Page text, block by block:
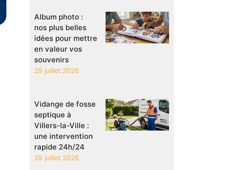
Album photo :
nos plus belles
idées pour mettre
en valeur vos
souvenirs
29 juillet 2026
Vidange de fosse
septique à
Villers-la-Ville :
une intervention
rapide 24h/24
29 juillet 2026